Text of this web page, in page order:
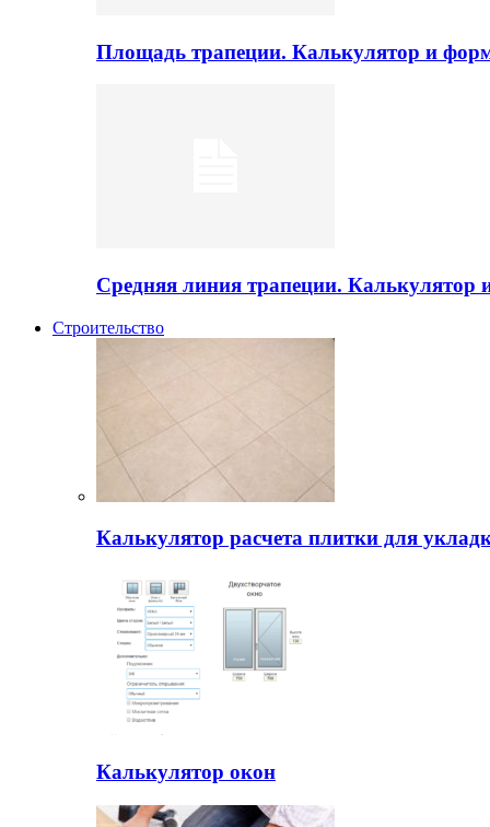
Площадь трапеции. Калькулятор и
Средняя линия трапеции.
Строительство
Калькулятор расчета плитки для
Калькулятор окон